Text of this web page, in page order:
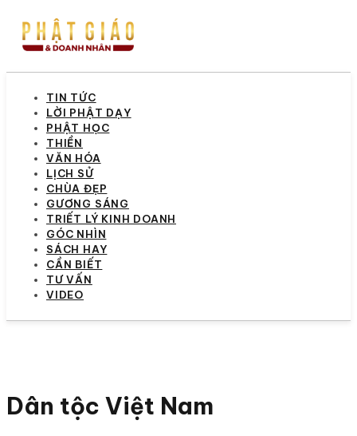
TIN TỨC
LỜI PHẬT DẠY
PHẬT HỌC
THIỀN
VĂN HÓA
LỊCH SỬ
CHÙA ĐẸP
GƯƠNG SÁNG
TRIẾT LÝ KINH DOANH
GÓC NHÌN
SÁCH HAY
CẦN BIẾT
TƯ VẤN
VIDEO
Dân tộc Việt Nam